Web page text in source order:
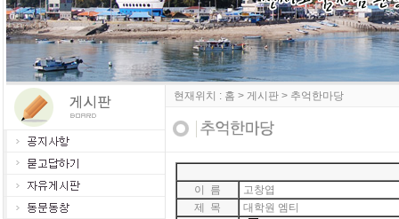
현재위치 : 홈 > 게시판 > 추억한마당
이 름
고창엽
제 목
대학원 엠티